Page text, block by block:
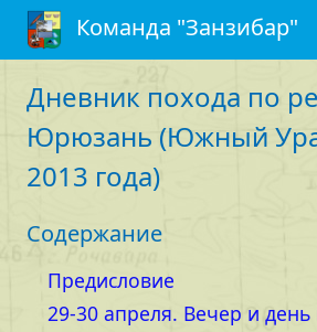
Команда "Занзибар"
Дневник похода по
Юрюзань (Южный
2013 года)
Содержание
Предисловие
29-30 апреля. Вечер и день